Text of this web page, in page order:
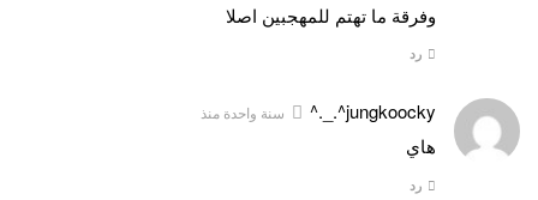
وفرقة ما تهتم للمهجبين اصلا
رد
jungkoocky^._.^ سنة واحدة منذ
هاي
رد